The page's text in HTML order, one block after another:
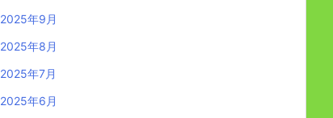
2025年9月
2025年8月
2025年7月
2025年6月